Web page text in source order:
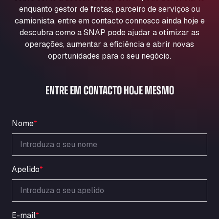
Aqua Ariva GmbH
Marie-Curie-Straße 24, 68219
Aral Autohof Bockel
An der Autobahn 1, 27404
ARAL Autohof Bockenem
ARAL Autohof Merklingen
Nellinger Str. 24, 89188
Schellweilerstraße 1, 66871
ARAL Tankstelle - XXL Truckwash.de
GmbH
Ardleigh South Services
a120 westbound, CO77SL
Area 47 Hermanos Rico
Autovia A4 km 47, 28300
enquanto gestor de frotas, parceiro de serviços ou
camionista, entre em contacto connosco ainda hoje e
descubra como a SNAP pode ajudar a otimizar as
operações, aumentar a eficiência e abrir novas
oportunidades para o seu negócio.
ENTRE EM CONTACTO HOJE MESMO
Nome*
Apelido*
E-mail*